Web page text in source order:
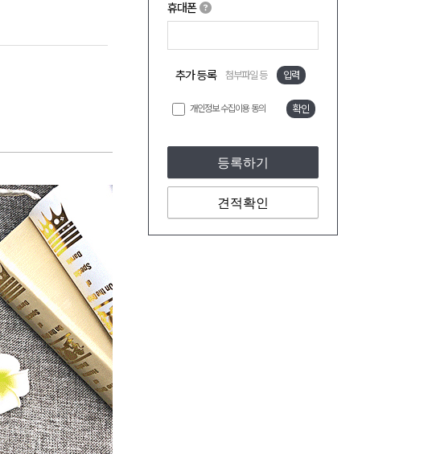
휴대폰
추가 등록 첨부파일 등 입력
개인정보 수집이용 동의 확인
등록하기
견적확인